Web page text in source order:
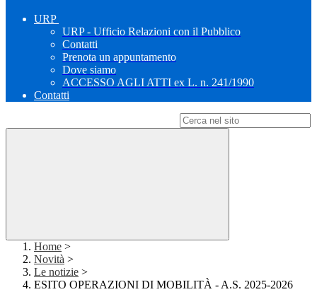
URP
URP - Ufficio Relazioni con il Pubblico
Contatti
Prenota un appuntamento
Dove siamo
ACCESSO AGLI ATTI ex L. n. 241/1990
Contatti
Home >
Novità >
Le notizie >
ESITO OPERAZIONI DI MOBILITÀ - A.S. 2025-2026